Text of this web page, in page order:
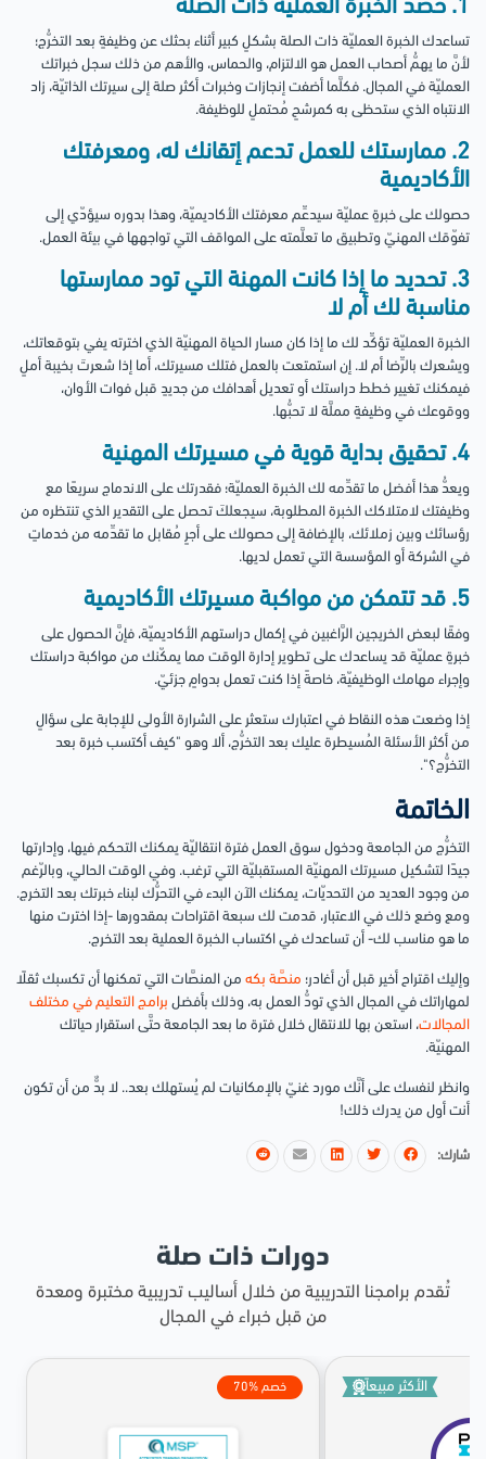
1. حصد الخبرة العملية ذات الصلة
تساعدك الخبرة العمليّة ذات الصلة بشكلٍ كبير أثناء بحثك عن وظيفةٍ بعد التخرُّج؛
لأنَّ ما يهمُّ أصحاب العمل هو الالتزام، والحماس، والأهم من ذلك سجل خبراتك
العمليّة في المجال. فكلَّما أضفت إنجازات وخبرات أكثر صلة إلى سيرتك الذاتيّة، زاد
الانتباه الذي ستحظى به كمرشحٍ مُحتملٍ للوظيفة.
2. ممارستك للعمل تدعم إتقانك له، ومعرفتك
الأكاديمية
حصولك على خبرةٍ عمليّة سيدعِّم معرفتك الأكاديميّة، وهذا بدوره سيؤدّي إلى
تفوّقك المهنيّ وتطبيق ما تعلَّمته على المواقف التي تواجهها في بيئة العمل.
3. تحديد ما إذا كانت المهنة التي تود ممارستها
مناسبة لك أم لا
الخبرة العمليّة تؤكِّد لك ما إذا كان مسار الحياة المهنيّة الذي اخترته يفي بتوقعاتك،
ويشعرك بالرِّضا أم لا. إن استمتعت بالعمل فتلك مسيرتك، أما إذا شعرتَ بخيبة أملٍ
فيمكنك تغيير خطط دراستك أو تعديل أهدافك من جديدٍ قبل فوات الأوان،
ووقوعك في وظيفةٍ مملَّة لا تحبُّها.
4. تحقيق بداية قوية في مسيرتك المهنية
ويعدُّ هذا أفضل ما تقدِّمه لك الخبرة العمليّة؛ فقدرتك على الاندماج سريعًا مع
وظيفتك لامتلاكك الخبرة المطلوبة، سيجعلكَ تحصل على التقدير الذي تنتظره من
رؤسائك وبين زملائك، بالإضافة إلى حصولك على أجرٍ مُقابل ما تقدِّمه من خدماتٍ
في الشركة أو المؤسسة التي تعمل لديها.
5. قد تتمكن من مواكبة مسيرتك الأكاديمية
وفقًا لبعض الخريجين الرَّاغبين في إكمال دراستهم الأكاديميّة، فإنَّ الحصول على
خبرةٍ عمليّة قد يساعدك على تطوير إدارة الوقت مما يمكّنك من مواكبة دراستك
وإجراء مهامك الوظيفيّة، خاصةً إذا كنت تعمل بدوامٍ جزئيّ.
إذا وضعت هذه النقاط في اعتبارك ستعثر على الشرارة الأولى للإجابة على سؤالٍ
من أكثر الأسئلة المُسيطرة عليك بعد التخرُّج، ألا وهو "كيف أكتسب خبرة بعد
التخرُّج؟".
الخاتمة
التخرُّج من الجامعة ودخول سوق العمل فترة انتقاليّة يمكنك التحكم فيها، وإدارتها
جيدًا لتشكيل مسيرتك المهنيّة المستقبليّة التي ترغب. وفي الوقت الحالي، وبالرّغم
من وجود العديد من التحديّات، يمكنك الآن البدء في التحرُّك لبناء خبرتك بعد التخرج.
ومع وضع ذلك في الاعتبار، قدمت لك سبعة اقتراحات بمقدورها -إذا اخترت منها
ما هو مناسب لك- أن تساعدك في اكتساب الخبرة العملية بعد التخرج.
وإليك اقتراح أخير قبل أن أغادر؛ منصَّة بكه من المنصَّات التي تمكنها أن تكسبك ثقلًا
لمهاراتك في المجال الذي تودُّ العمل به، وذلك بأفضل برامج التعليم في مختلف
المجالات، استعن بها للانتقال خلال فترة ما بعد الجامعة حتَّى استقرار حياتك
المهنيّة.
وانظر لنفسك على أنَّك مورد غنيّ بالإمكانيات لم يُستهلك بعد.. لا بدٌّ من أن تكون
أنت أول من يدرك ذلك!
شارك:
دورات ذات صلة
تُقدم برامجنا التدريبية من خلال أساليب تدريبية مختبرة ومعدة
من قبل خبراء في المجال
70% خصم الأكثر مبيعاً